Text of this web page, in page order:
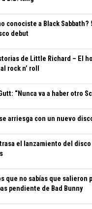
conociste a Black Sabbath?
debut
de Little Richard – El
rock n’ roll
“Nunca va a haber otro
arriesga con un nuevo
el lanzamiento del disco
que no sabías que salieron
pendiente de Bad Bunny